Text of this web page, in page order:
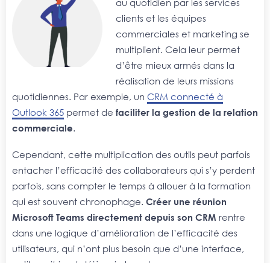
au quotidien par les services
clients et les équipes
commerciales et marketing se
multiplient. Cela leur permet
d’être mieux armés dans la
réalisation de leurs missions
quotidiennes. Par exemple, un CRM connecté à
Outlook 365 permet de faciliter la gestion de la relation
commerciale.
Cependant, cette multiplication des outils peut parfois
entacher l’efficacité des collaborateurs qui s’y perdent
parfois, sans compter le temps à allouer à la formation
qui est souvent chronophage. Créer une réunion
Microsoft Teams directement depuis son CRM rentre
dans une logique d’amélioration de l’efficacité des
utilisateurs, qui n’ont plus besoin que d’une interface,